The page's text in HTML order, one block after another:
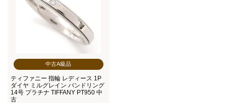
中古A級品
ティファニー 指輪 レディース 1P
ダイヤ ミルグレイン バンドリング
14号 プラチナ TIFFANY PT950 中
古